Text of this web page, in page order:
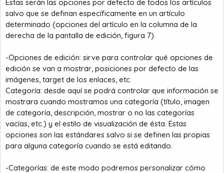
Estas serán las opciones por defecto de todos los artículos
salvo que se definan específicamente en un artículo
determinado (opciones del artículo en la columna de la
derecha de la pantalla de edición, figura 7).
-Opciones de edición: sirve para controlar qué opciones de
edición se van a mostrar, posiciones por defecto de las
imágenes, target de los enlaces, etc.
Categoría: desde aquí se podrá controlar que información se
mostrara cuando mostramos una categoría (título, imagen
de categoría, descripción, mostrar o no las categorías
vacías, etc.) y el estilo de visualización de ésta. Estas
opciones son las estándares salvo si se definen las propias
para alguna categoría cuando se está editando.
-Categorías: de este modo podremos personalizar cómo